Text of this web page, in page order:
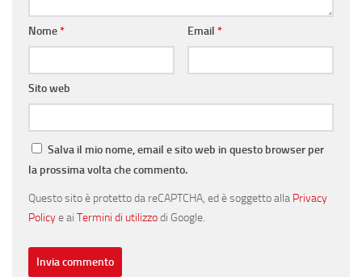
Nome* Email *
Sito web
Salva il mio nome, email e sito web in questo browser per
la prossima volta che commento.
Questo sito è protetto da reCAPTCHA, ed è soggetto alla Privacy
Policye ai Termini di utilizzodi Google.